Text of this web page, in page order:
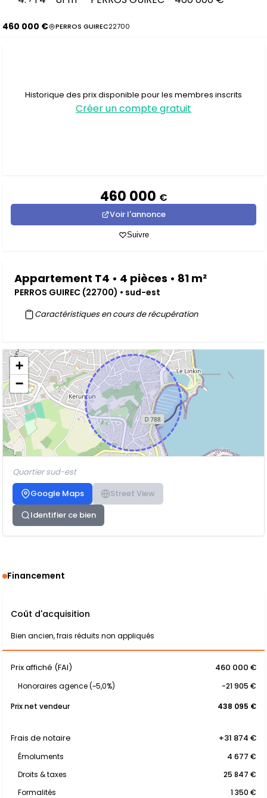
460 000 € PERROS GUIREC22700
Historique des prix disponible pour les membres inscrits
Créer un compte gratuit
460 000 €
Voir l'annonce
Suivre
Appartement T4 • 4 pièces • 81 m²
PERROS GUIREC (22700) • sud-est
Caractéristiques en cours de récupération
+
−
Quartier sud-est
Google Maps
Street View
Identifier ce bien
Financement
Coût d'acquisition
Bien ancien, frais réduits non appliqués
Prix affiché (FAI) 460 000 €
Honoraires agence (~5,0%)
-21 905 €
Prix net vendeur
438 095 €
Frais de notaire +31 874 €
Émoluments
4 677 €
Droits & taxes
25 847 €
Formalités
1 350 €